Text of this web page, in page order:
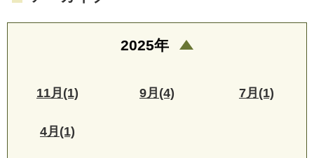
2025年
11月(1) 9月(4) 7月(1)
4月(1)